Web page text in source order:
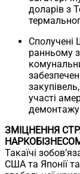
доларів з
Сполучені
ранньому
участі
демонтажу
ЗМІЦНЕННЯ
Такаїчі
США та Японії